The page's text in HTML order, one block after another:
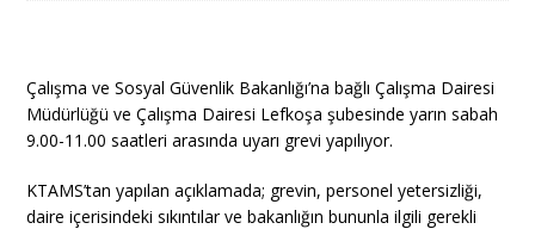
Çalışma ve Sosyal Güvenlik Bakanlığı’na bağlı Çalışma Dairesi
Müdürlüğü ve Çalışma Dairesi Lefkoşa şubesinde yarın sabah
9.00-11.00 saatleri arasında uyarı grevi yapılıyor.
KTAMS’tan yapılan açıklamada; grevin, personel yetersizliği,
daire içerisindeki sıkıntılar ve bakanlığın bununla ilgili gerekli